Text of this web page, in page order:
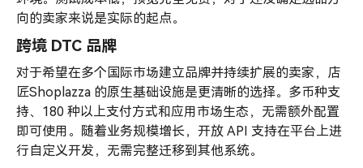
向的卖家来说是实际的起点。
跨境 DTC 品牌
对于希望在多个国际市场建立品牌并持续扩展的卖家，店
匠Shoplazza 的原生基础设施是更清晰的选择。多币种支
持、180 种以上支付方式和应用市场生态，无需额外配置
即可使用。随着业务规模增长，开放 API 支持在平台上进
行自定义开发，无需完整迁移到其他系统。